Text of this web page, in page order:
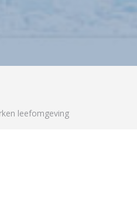
leefomgeving